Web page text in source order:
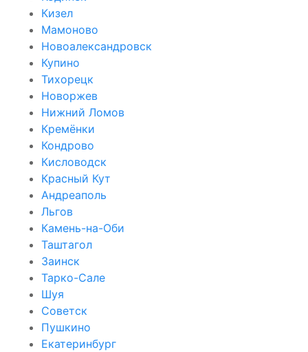
Кизел
Мамоново
Новоалександровск
Купино
Тихорецк
Новоржев
Нижний Ломов
Кремёнки
Кондрово
Кисловодск
Красный Кут
Андреаполь
Льгов
Камень-на-Оби
Таштагол
Заинск
Тарко-Сале
Шуя
Советск
Пушкино
Екатеринбург